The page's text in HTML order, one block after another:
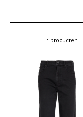
1 producten